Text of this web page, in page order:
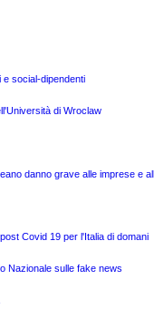
e social-dipendenti
di Wroclaw
danno grave alle imprese e
Covid 19 per l'Italia di domani
Nazionale sulle fake news